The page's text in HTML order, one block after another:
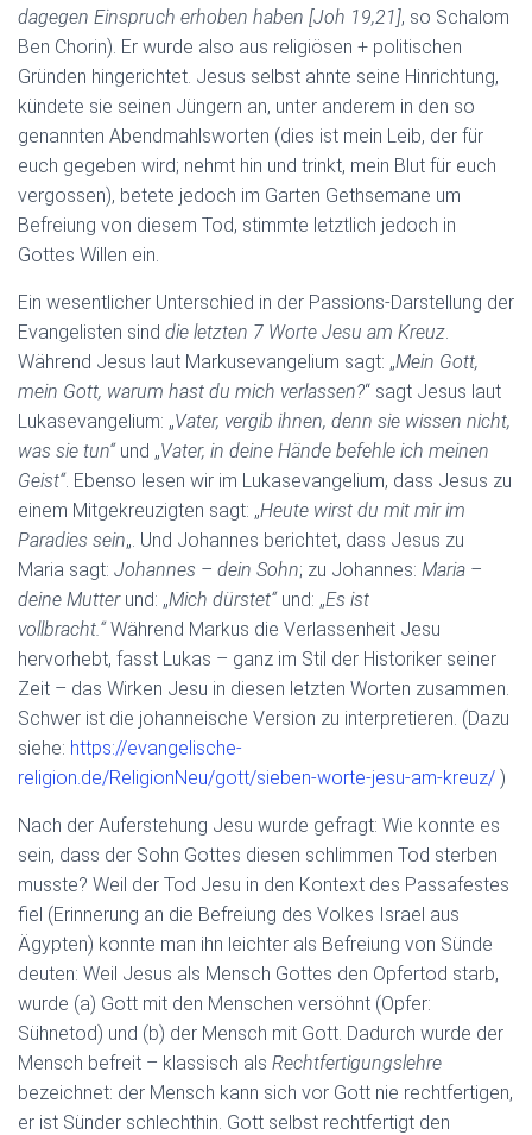
dagegen Einspruch erhoben haben [Joh 19,21], so Schalom
Ben Chorin). Er wurde also aus religiösen + politischen
Gründen hingerichtet. Jesus selbst ahnte seine Hinrichtung,
kündete sie seinen Jüngern an, unter anderem in den so
genannten Abendmahlsworten (dies ist mein Leib, der für
euch gegeben wird; nehmt hin und trinkt, mein Blut für euch
vergossen), betete jedoch im Garten Gethsemane um
Befreiung von diesem Tod, stimmte letztlich jedoch in
Gottes Willen ein.
Ein wesentlicher Unterschied in der Passions-Darstellung der
Evangelisten sind die letzten 7 Worte Jesu am Kreuz.
Während Jesus laut Markusevangelium sagt: „Mein Gott,
mein Gott, warum hast du mich verlassen?“ sagt Jesus laut
Lukasevangelium: „Vater, vergib ihnen, denn sie wissen nicht,
was sie tun“ und „Vater, in deine Hände befehle ich meinen
Geist“. Ebenso lesen wir im Lukasevangelium, dass Jesus zu
einem Mitgekreuzigten sagt: „Heute wirst du mit mir im
Paradies sein„. Und Johannes berichtet, dass Jesus zu
Maria sagt: Johannes – dein Sohn; zu Johannes: Maria –
deine Mutterund: „Mich dürstet“und: „Es ist
vollbracht.“Während Markus die Verlassenheit Jesu
hervorhebt, fasst Lukas – ganz im Stil der Historiker seiner
Zeit – das Wirken Jesu in diesen letzten Worten zusammen.
Schwer ist die johanneische Version zu interpretieren. (Dazu
siehe: https://evangelische-
religion.de/ReligionNeu/gott/sieben-worte-jesu-am-kreuz/ )
Nach der Auferstehung Jesu wurde gefragt: Wie konnte es
sein, dass der Sohn Gottes diesen schlimmen Tod sterben
musste? Weil der Tod Jesu in den Kontext des Passafestes
fiel (Erinnerung an die Befreiung des Volkes Israel aus
Ägypten) konnte man ihn leichter als Befreiung von Sünde
deuten: Weil Jesus als Mensch Gottes den Opfertod starb,
wurde (a) Gott mit den Menschen versöhnt (Opfer:
Sühnetod) und (b) der Mensch mit Gott. Dadurch wurde der
Mensch befreit – klassisch als Rechtfertigungslehre
bezeichnet: der Mensch kann sich vor Gott nie rechtfertigen,
er ist Sünder schlechthin. Gott selbst rechtfertigt den